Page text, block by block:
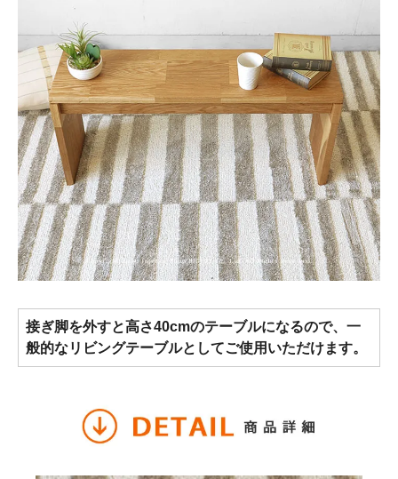
接ぎ脚を外すと高さ40cmのテーブルになるので、一
般的なリビングテーブルとしてご使用いただけます。